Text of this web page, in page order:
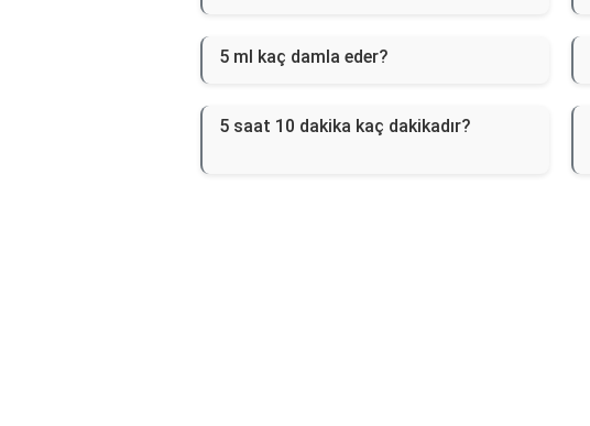
5 ml kaç damla eder?
5 saat 10 dakika kaç dakikadır?